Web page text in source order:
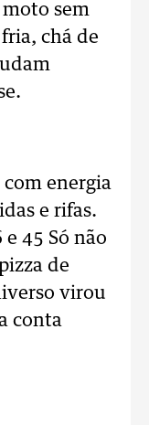
sem
chá de
energia
e rifas.
45 Só não
de
virou
conta